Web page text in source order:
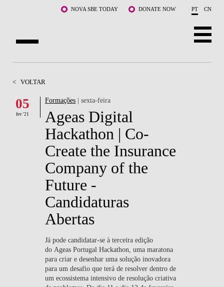
Saltar para o conteúdo principalNOVA SBE TODAY DONATE NOW PT CN
DOCENTES E INVESTIGAÇÃO
COMUNIDADE
WHAT'S HAPPENING
< VOLTAR
05
fev '21
Formações | sexta-feira
Ageas Digital
Hackathon | Co-
Create the Insurance
Company of the
Future -
Candidaturas
Abertas
Já pode candidatar-se à terceira edição
do Ageas Portugal Hackathon, uma maratona
para criar e desenhar uma solução inovadora
para um desafio que terá de resolver dentro de
um ecossistema intensivo de resolução criativa